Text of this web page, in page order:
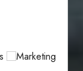
Marketing